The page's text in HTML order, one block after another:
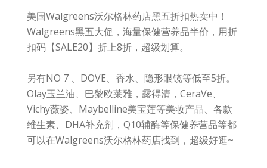
美国Walgreens沃尔格林药店黑五折扣热卖中！
Walgreens黑五大促，海量保健营养品半价，用折
扣码【SALE20】折上8折，超级划算。
另有NO 7 、DOVE、香水、隐形眼镜等低至5折。
Olay玉兰油、巴黎欧莱雅，露得清，CeraVe、
Vichy薇姿、Maybelline美宝莲等美妆产品、各款
维生素、DHA补充剂，Q10辅酶等保健养营品等都
可以在Walgreens沃尔格林药店找到，超级好逛~